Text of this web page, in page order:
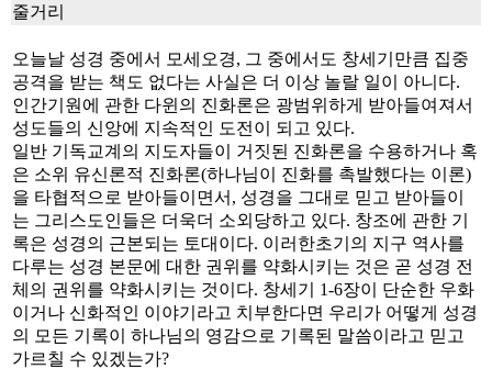
줄거리
오늘날 성경 중에서 모세오경, 그 중에서도 창세기만큼 집중
공격을 받는 책도 없다는 사실은 더 이상 놀랄 일이 아니다.
인간기원에 관한 다윈의 진화론은 광범위하게 받아들여져서
성도들의 신앙에 지속적인 도전이 되고 있다.
일반 기독교계의 지도자들이 거짓된 진화론을 수용하거나 혹
은 소위 유신론적 진화론(하나님이 진화를 촉발했다는 이론)
을 타협적으로 받아들이면서, 성경을 그대로 믿고 받아들이
는 그리스도인들은 더욱더 소외당하고 있다. 창조에 관한 기
록은 성경의 근본되는 토대이다. 이러한초기의 지구 역사를
다루는 성경 본문에 대한 권위를 약화시키는 것은 곧 성경 전
체의 권위를 약화시키는 것이다. 창세기 1-6장이 단순한 우화
이거나 신화적인 이야기라고 치부한다면 우리가 어떻게 성경
의 모든 기록이 하나님의 영감으로 기록된 말씀이라고 믿고
가르칠 수 있겠는가?